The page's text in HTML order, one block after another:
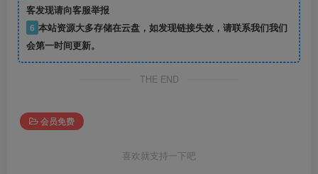
客发现请向客服举报
6 本站资源大多存储在云盘，如发现链接失效，请联系我们我们
会第一时间更新。
THE END
会员免费
喜欢就支持一下吧